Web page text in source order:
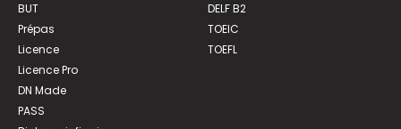
BUT
Prépas
Licence
Licence Pro
DN Made
PASS
DELF B2
TOEIC
TOEFL